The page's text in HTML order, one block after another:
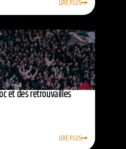
LIRE PLUS
et des retrouvailles
LIRE PLUS